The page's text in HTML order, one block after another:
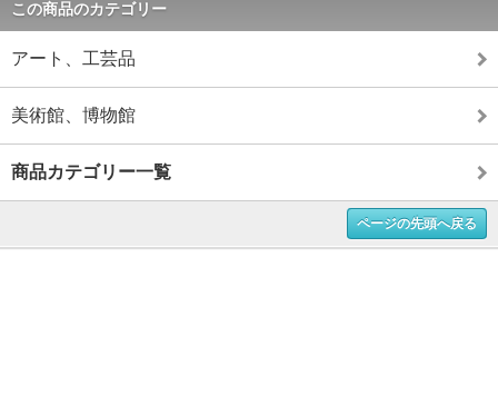
この商品のカテゴリー
アート、工芸品
美術館、博物館
商品カテゴリー一覧
ページの先頭へ戻る